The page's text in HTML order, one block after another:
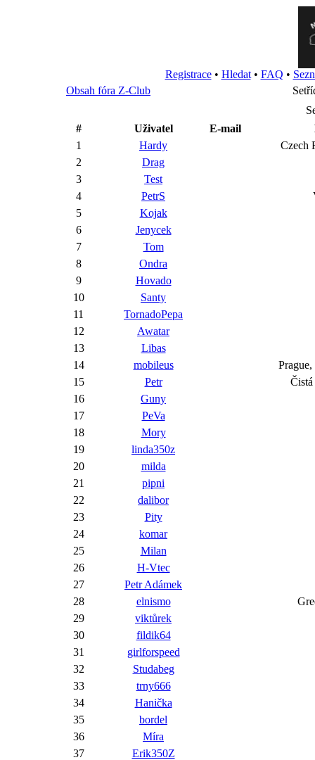
Registrace• Hledat• FAQ •
Obsah fóra Z-Club
#
Uživatel E-mail
1
Hardy
Czech
2
Drag
3
Test
4
PetrS
5
Kojak
6
Jenycek
7
Tom
8
Ondra
9
Hovado
10
Santy
11
TornadoPepa
12
Awatar
13
Libas
14
mobileus
15
Petr
16
Guny
17
PeVa
18
Mory
19
linda350z
20
milda
21
pipni
22
dalibor
23
Pity
24
komar
25
Milan
26
H-Vtec
27
Petr Adámek
28
elnismo
29
viktůrek
30
fildik64
31
girlforspeed
32
Studabeg
33
trny666
34
Hanička
35
bordel
36
Míra
37
Erik350Z